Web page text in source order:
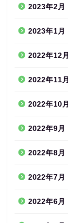
2023年2月
2023年1月
2022年12月
2022年11月
2022年10月
2022年9月
2022年8月
2022年7月
2022年6月